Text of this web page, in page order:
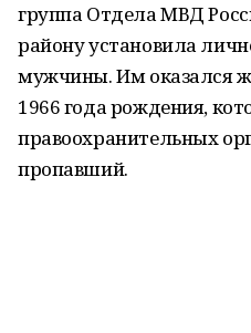
группа Отдела МВД
району установила
мужчины. Им оказался
1966 года рождения,
правоохранительных
пропавший.